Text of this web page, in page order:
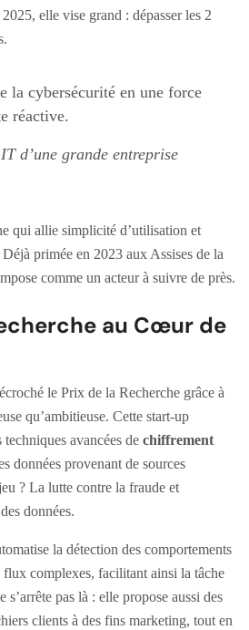
elle vise grand : dépasser les 2
la cybersécurité en une force
réactive.
d’une grande entreprise
qui allie simplicité d’utilisation et
primée en 2023 aux Assises de la
comme un acteur à suivre de près.
au Cœur de
le Prix de la Recherche grâce à
qu’ambitieuse. Cette start-up
techniques avancées de chiffrement
données provenant de sources
? La lutte contre la fraude et
données.
la détection des comportements
flux complexes, facilitant ainsi la tâche
s’arrête pas là : elle propose aussi des
clients à des fins marketing, tout en